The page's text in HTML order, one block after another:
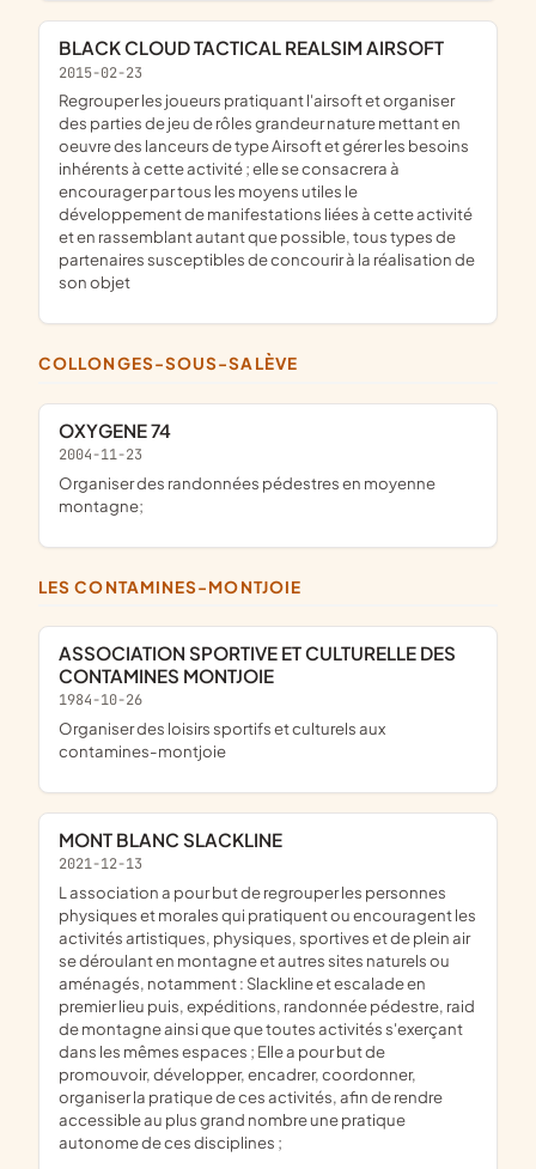
BLACK CLOUD TACTICAL REALSIM AIRSOFT
2015-02-23
regrouper les joueurs pratiquant l'airsoft et organiser
des parties de jeu de rôles grandeur nature mettant en
oeuvre des lanceurs de type Airsoft et gérer les besoins
inhérents à cette activité ; elle se consacrera à
encourager par tous les moyens utiles le
développement de manifestations liées à cette activité
et en rassemblant autant que possible, tous types de
partenaires susceptibles de concourir à la réalisation de
son objet
COLLONGES-SOUS-SALÈVE
OXYGENE 74
2004-11-23
organiser des randonnées pédestres en moyenne
montagne;
LES CONTAMINES-MONTJOIE
ASSOCIATION SPORTIVE ET CULTURELLE DES
CONTAMINES MONTJOIE
1984-10-26
organiser des loisirs sportifs et culturels aux
contamines-montjoie
MONT BLANC SLACKLINE
2021-12-13
l association a pour but de regrouper les personnes
physiques et morales qui pratiquent ou encouragent les
activités artistiques, physiques, sportives et de plein air
se déroulant en montagne et autres sites naturels ou
aménagés, notamment : Slackline et escalade en
premier lieu puis, expéditions, randonnée pédestre, raid
de montagne ainsi que que toutes activités s'exerçant
dans les mêmes espaces ; Elle a pour but de
promouvoir, développer, encadrer, coordonner,
organiser la pratique de ces activités, afin de rendre
accessible au plus grand nombre une pratique
autonome de ces disciplines ;